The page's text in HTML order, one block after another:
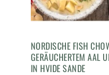
NORDISCHE FISH
GERÄUCHERTEM AAL
IN HVIDE SANDE